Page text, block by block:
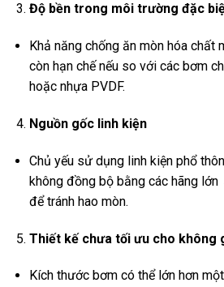
Độ bền trong môi trường đặc
Khả năng chống ăn mòn hóa
còn hạn chế nếu so với các bơm
hoặc nhựa PVDF.
Nguồn gốc linh kiện
Chủ yếu sử dụng linh kiện phổ
không đồng bộ bằng các hãng
để tránh hao mòn.
Thiết kế chưa tối ưu cho không
Kích thước bơm có thể lớn hơn